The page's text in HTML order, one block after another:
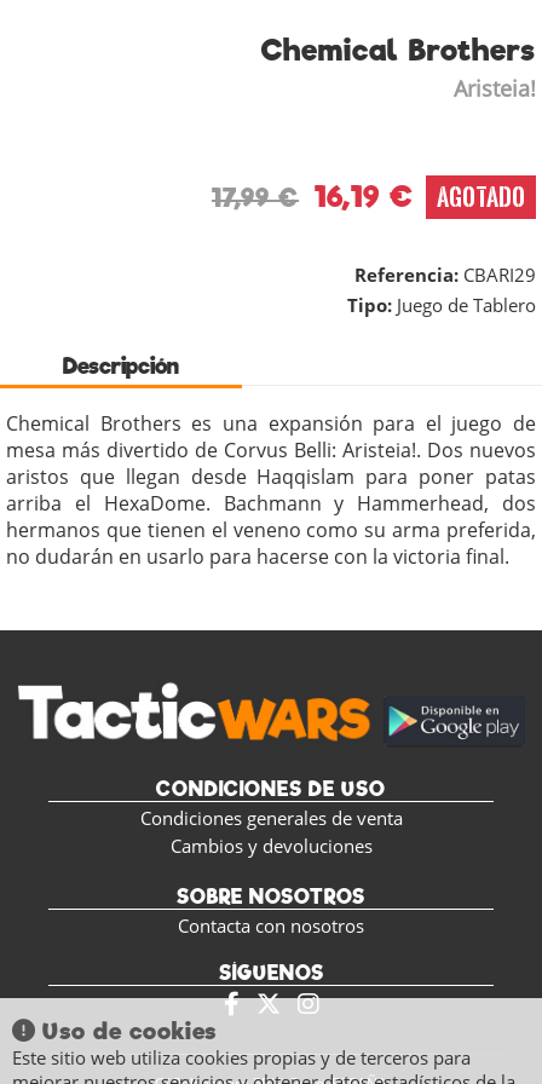
Chemical Brothers
Aristeia!
17,99 € 16,19 € AGOTADO
Referencia: CBARI29
Tipo: Juego de Tablero
Descripción
Chemical Brothers es una expansión para el juego de
mesa más divertido de Corvus Belli: Aristeia!. Dos nuevos
aristos que llegan desde Haqqislam para poner patas
arriba el HexaDome. Bachmann y Hammerhead, dos
hermanos que tienen el veneno como su arma preferida,
no dudarán en usarlo para hacerse con la victoria final.
Uso de cookies
Este sitio web utiliza cookies propias y de terceros para
CONDICIONES DE USO
Condiciones generales de venta
Cambios y devoluciones
SOBRE NOSOTROS
Contacta con nosotros
SÍGUENOS